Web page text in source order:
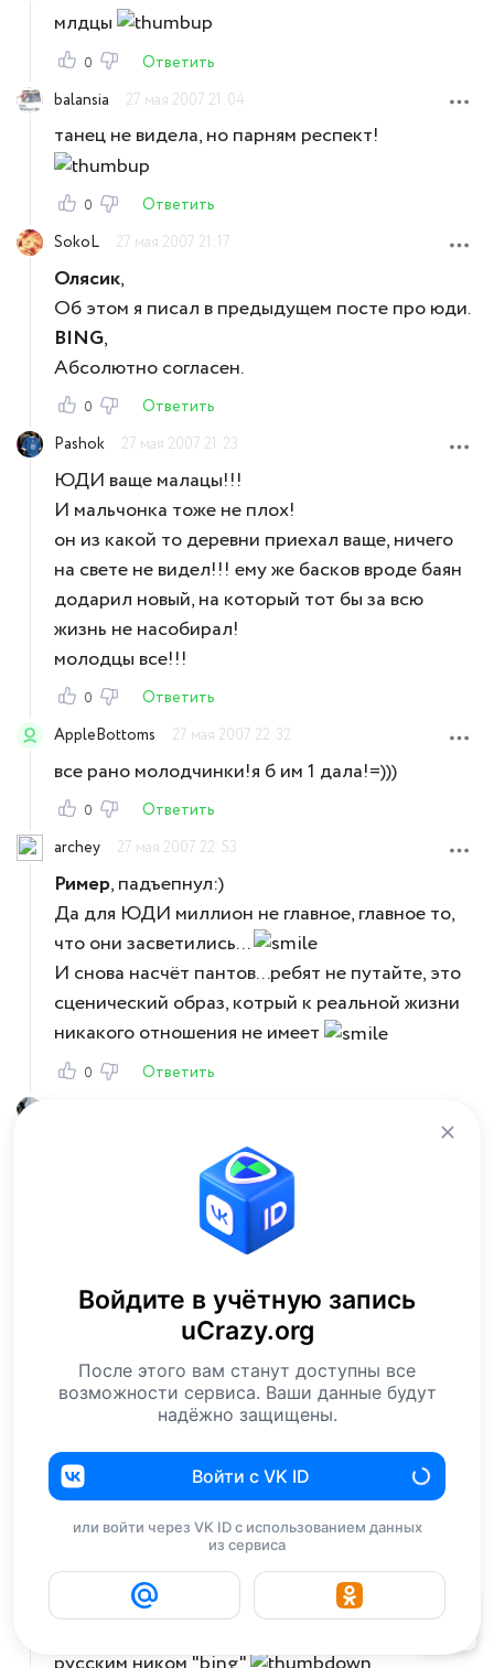
млдцы
0
Ответить
balansia
27 мая 2007 21:04
танец не видела, но парням респект!
0
Ответить
SokoL
27 мая 2007 21:17
Олясик,
Об этом я писал в предыдущем посте про юди.
BING,
Абсолютно согласен.
0
Ответить
Pashok
27 мая 2007 21:23
ЮДИ ваще малацы!!!
И мальчонка тоже не плох!
он из какой то деревни приехал ваще, ничего
на свете не видел!!! ему же басков вроде баян
додарил новый, на который тот бы за всю
жизнь не насобирал!
молодцы все!!!
0
Ответить
AppleBottoms
27 мая 2007 22:32
все рано молодчинки!я б им 1 дала!=)))
0
Ответить
archey
27 мая 2007 22:53
Ример, падъепнул:)
Да для ЮДИ миллион не главное, главное то,
что они засветились...
И снова насчёт пантов...ребят не путайте, это
сценический образ, котрый к реальной жизни
никакого отношения не имеет
0
Ответить
Хм... даже и не знала. Ну чтож..поздравляемс
Ответить
28 мая 2007 04:46
молодцы ребята
Ответить
joorex
28 мая 2007 05:20
Болеем за земляков
dalas
28 мая 2007 05:50
слушай,ну ты запарил негатив один писать. я
вот смотрю твои комменты. ты только всех
грязью поливаешь. ты так сильно завидуешь
Войдите в учётную запись
uCrazy.org
После этого вам станут доступны все
возможности сервиса. Ваши данные будут
надёжно защищены.
Войти с VK ID
или войти через VK ID с использованием данных
из сервиса